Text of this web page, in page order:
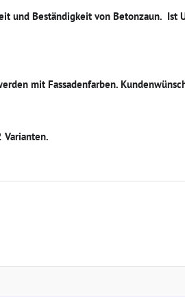
und Beständigkeit von Betonzaun. Ist
mit Fassadenfarben.
Varianten.